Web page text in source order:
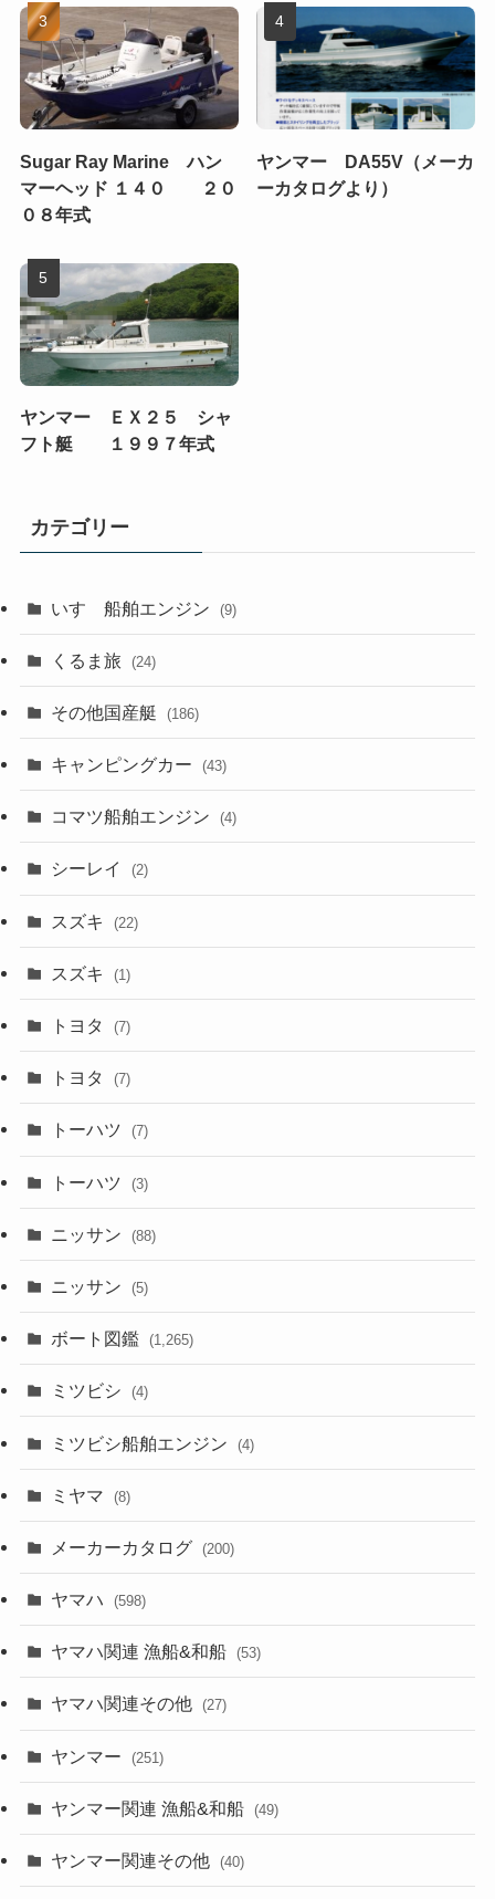
Sugar Ray Marine ハン
マーヘッド １４０ ２０
０８年式
ヤンマー DA55V（メーカ
ーカタログより）
ヤンマー ＥＸ２５ シャ
フト艇 １９９７年式
カテゴリー
いすゞ船舶エンジン (9)
くるま旅 (24)
その他国産艇 (186)
キャンピングカー (43)
コマツ船舶エンジン (4)
シーレイ (2)
スズキ (22)
スズキ (1)
トヨタ (7)
トヨタ (7)
トーハツ (7)
トーハツ (3)
ニッサン (88)
ニッサン (5)
ボート図鑑 (1,265)
ミツビシ (4)
ミツビシ船舶エンジン (4)
ミヤマ (8)
メーカーカタログ (200)
ヤマハ (598)
ヤマハ関連 漁船&和船 (53)
ヤマハ関連その他 (27)
ヤンマー (251)
ヤンマー関連 漁船&和船 (49)
ヤンマー関連その他 (40)